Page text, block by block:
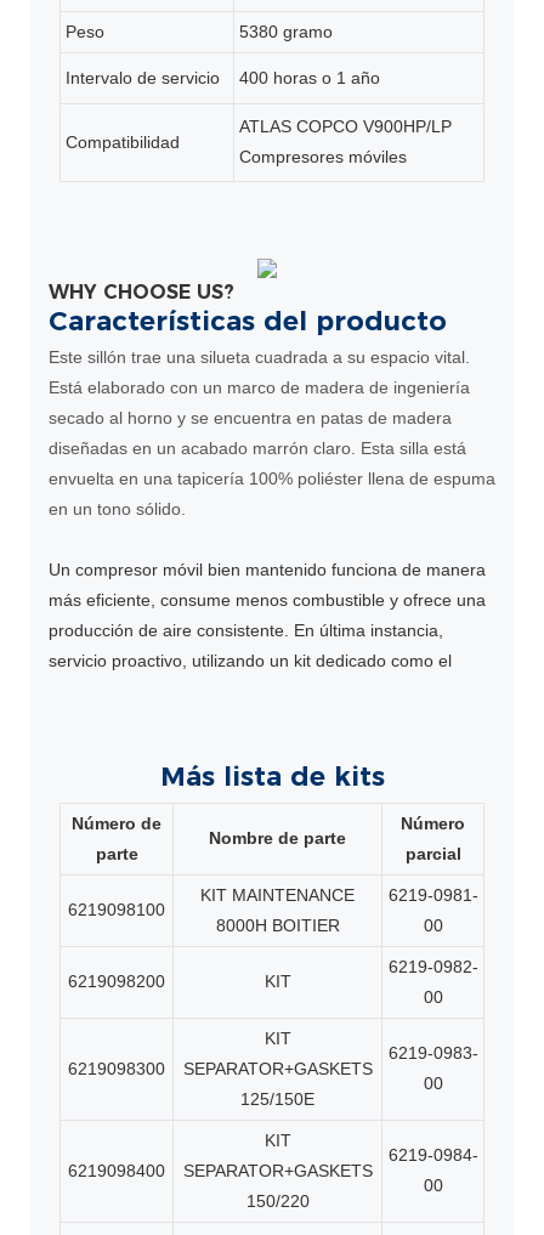
Peso 5380 gramo
Intervalo de servicio 400 horas o 1 año
Compatibilidad
ATLAS COPCO V900HP/LP
Compresores móviles
WHY CHOOSE US?
Características del producto
Este sillón trae una silueta cuadrada a su espacio vital.
Está elaborado con un marco de madera de ingeniería
secado al horno y se encuentra en patas de madera
diseñadas en un acabado marrón claro. Esta silla está
envuelta en una tapicería 100% poliéster llena de espuma
en un tono sólido.
Un compresor móvil bien mantenido funciona de manera
más eficiente, consume menos combustible y ofrece una
producción de aire consistente. En última instancia,
servicio proactivo, utilizando un kit dedicado como el
Más lista de kits
Número de
parte
Nombre de parte
Número
parcial
6219098100
KIT MAINTENANCE
8000H BOITIER
6219-0981-
00
6219098200 KIT
6219-0982-
00
6219098300
KIT
SEPARATOR+GASKETS
125/150E
6219-0983-
00
6219098400
KIT
SEPARATOR+GASKETS
150/220
6219-0984-
00